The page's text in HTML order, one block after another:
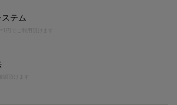
テム
円でご利用頂けます